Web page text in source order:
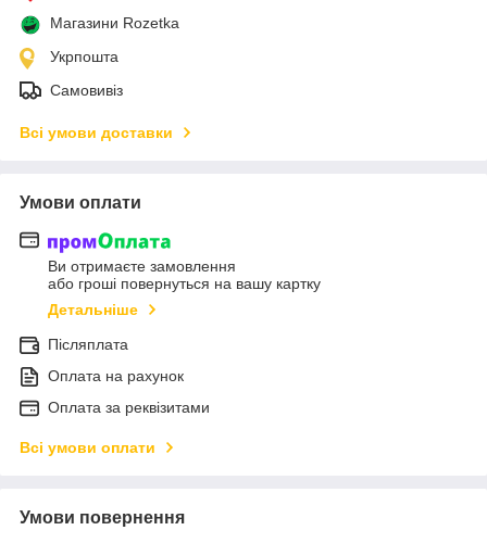
Магазини Rozetka
Укрпошта
Самовивіз
Всі умови доставки
Умови оплати
Ви отримаєте замовлення
або гроші повернуться на вашу картку
Детальніше
Післяплата
Оплата на рахунок
Оплата за реквізитами
Всі умови оплати
Умови повернення